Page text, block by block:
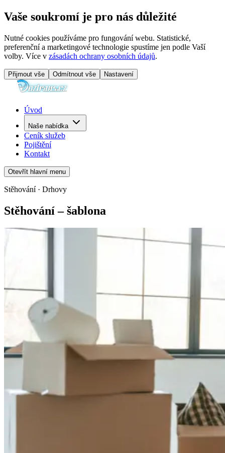
Vaše soukromí je pro nás důležité
Nutné cookies používáme pro fungování webu. Statistické,
preferenční a marketingové technologie spustíme jen podle Vaší
volby. Více v zásadách ochrany osobních údajů.
Přijmout vše Odmítnout vše Nastavení
Úvod
Naše nabídka
Ceník služeb
Pojištění
Kontakt
Otevřít hlavní menu
Stěhování · Drhovy
Stěhování – šablona